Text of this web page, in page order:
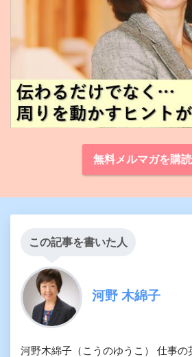
無料メルマガを購
この記事を書いた人
河野 木綿子
河野木綿子（こうのゆうこ） 仕事の